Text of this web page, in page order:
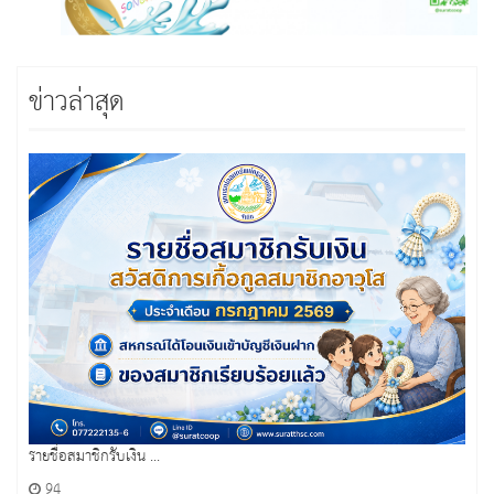
ข่าวล่าสุด
รายชื่อสมาชิกรับเงิน ...